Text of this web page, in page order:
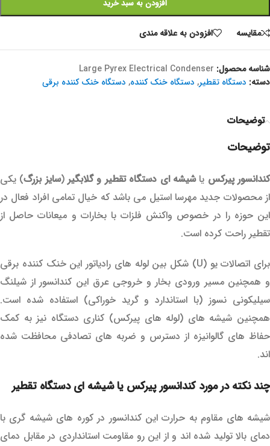
افزودن به سبد خرید
مقايسه افزودن به علاقه مندی
شناسه محصول: Large Pyrex Electrical Condenser
دسته: دستگاه تقطیر, دستگاه خنک کننده, دستگاه خنک کننده برقی
توضیحات
توضیحات
کندانسور پیرکس یاشیشه ای دستگاه تقطیر و گلابگیر(سایز بزرگ) یکی
از محصولات جدید مهرسا استیل می باشد که خیال تمامی افراد فعال در
این حوزه را در خصوص واکنش فلزات با بخارات و میعانات حاصل از
تقطیر راحت کرده است.
برای اتصالات یو (U) شکل بین لوله های رادیاتور این خنک کننده برقی
و همچنین مسیر ورودی بخار و خروجی عرق این کندانسور از شیلنگ
سیلیکونی نسوز (با استاندارد و گرید خوراکی) استفاده شده است.
همچنین شیشه های (لوله های پیرکس) کناری دستگاه نیز به کمک
حفاظ های گالوانیزه از دسترس و ضربه های تصادفی محافظت شده
اند.
چند نکته در مورد کندانسور پیرکس یا شیشه ای دستگاه تقطیر
شیشه های مقاوم به حرارت این کندانسور در کوره های شیشه گری با
دمای بالا تولید شده اند و از این رو مقاومت استانداردی در مقابل دمای